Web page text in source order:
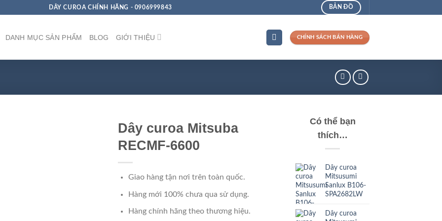
DÂY CUROA CHÍNH HÃNG - 0906999843 BẢN ĐỒ
DANH MỤC SẢN PHẨM BLOG GIỚI THIỆU CHÍNH SÁCH BÁN HÀNG
Dây curoa Mitsuba
RECMF-6600
Giao hàng tận nơi trên toàn quốc.
Hàng mới 100% chưa qua sử dụng.
Hàng chính hãng theo thương hiệu.
Có thể bạn
thích…
Dây curoa
Mitsusumi
Sanlux B106-
SPA2682LW
Dây curoa